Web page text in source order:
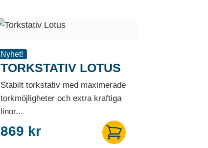
Nyhet!
TORKSTATIV LOTUS
Stabilt torkstativ med maximerade
torkmöjligheter och extra kraftiga
linor...
869 kr